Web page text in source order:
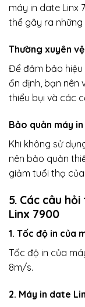
máy in date Linx
thể gây ra những
Thường xuyên
Để đảm bảo hiệu
ổn định, bạn nên
thiểu bụi và các
Bảo quản máy
Khi không sử
nên bảo quản
giảm tuổi thọ
5. Các câu
Linx 7900
1. Tốc độ in của
Tốc độ in của
8m/s.
2. Máy in date